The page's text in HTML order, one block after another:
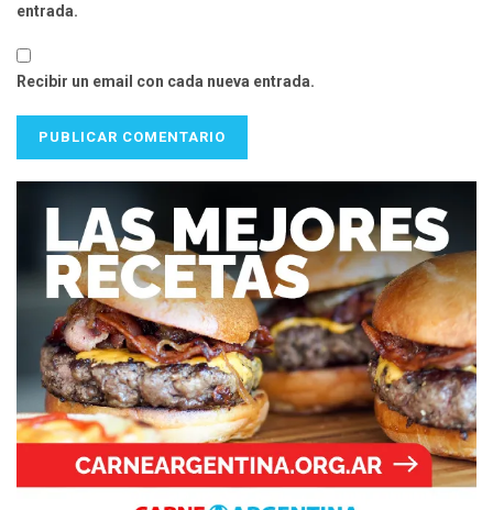
entrada.
Recibir un email con cada nueva entrada.